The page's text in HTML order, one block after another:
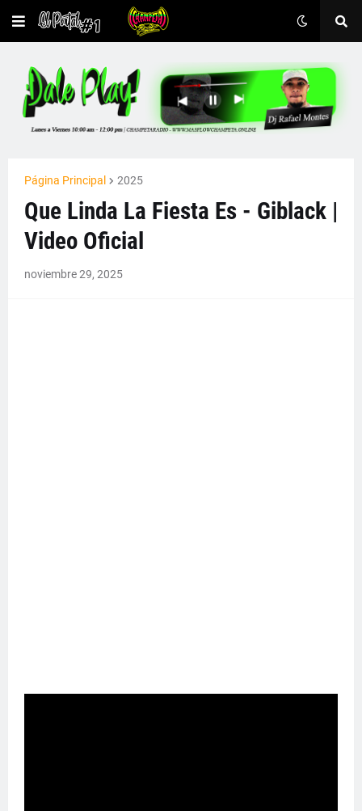
Página Principal 2025
Que Linda La Fiesta Es - Giblack |
Video Oficial
noviembre 29, 2025